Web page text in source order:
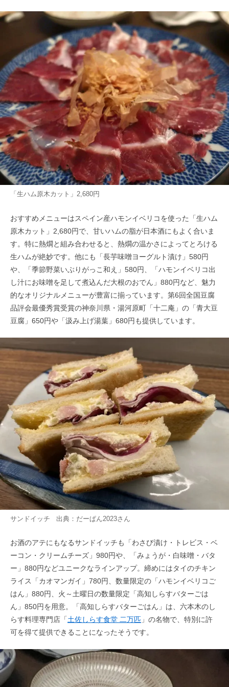
「生ハム原木カット」2,680円
おすすめメニューはスペイン産ハモンイベリコを使った「生ハム
原木カット」2,680円で、甘いハムの脂が日本酒にもよく合いま
す。特に熱燗と組み合わせると、熱燗の温かさによってとろける
生ハムが絶妙です。他にも「長芋味噌ヨーグルト漬け」580円
や、「季節野菜いぶりがっこ和え」580円、「ハモンイベリコ出
し汁にお味噌を足して煮込んだ大根のおでん」880円など、魅力
的なオリジナルメニューが豊富に揃っています。第6回全国豆腐
品評会最優秀賞受賞の神奈川県・湯河原町「十二庵」の「青大豆
豆腐」650円や「汲み上げ湯葉」680円も提供しています。
サンドイッチ 出典： だーぱん2023さん
お酒のアテにもなるサンドイッチも「わさび漬け・トレビス・ベ
ーコン・クリームチーズ」980円や、「みょうが・白味噌・バタ
ー」880円などユニークなラインアップ。締めにはタイのチキン
ライス「カオマンガイ」780円、数量限定の「ハモンイベリコご
はん」880円、火～土曜日の数量限定「高知しらすバターごは
ん」850円を用意。「高知しらすバターごはん」は、六本木のし
らす料理専門店「土佐しらす食堂 二万匹 」の名物で、特別に許
可を得て提供できることになったそうです。